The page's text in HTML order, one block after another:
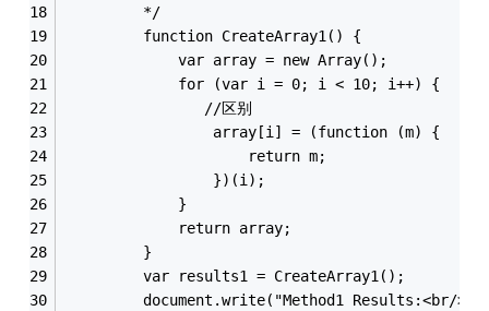
         */
         function CreateArray1() {
             var array = new Array();
             for (var i = 0; i < 10; i++) {
                //区别
                 array[i] = (function (m) {
                     return m;
                 })(i);
             }
             return array;
         }
         var results1 = CreateArray1();
document.write("Method1 Results:<br/